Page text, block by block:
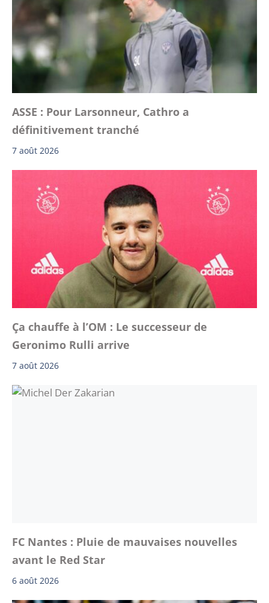
ASSE : Pour Larsonneur, Cathro a
définitivement tranché
7 août 2026
Ça chauffe à l’OM : Le successeur de
Geronimo Rulli arrive
7 août 2026
FC Nantes : Pluie de mauvaises nouvelles
avant le Red Star
6 août 2026